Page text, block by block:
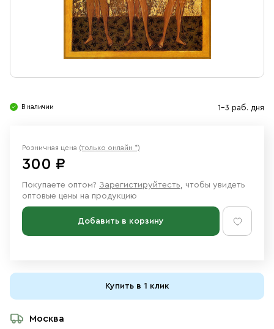
Ювелирные изделия
В наличии 1-3 раб. дня
Розничная цена (только онлайн *)
300 ₽
Покупаете оптом? Зарегистируйтесть, чтобы увидеть
оптовые цены на продукцию
Добавить в корзину
Купить в 1 клик
Москва